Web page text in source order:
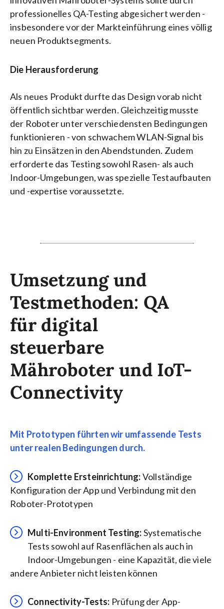
professionelles QA-Testing abgesichert werden -
insbesondere vor der Markteinführung eines völlig
neuen Produktsegments.
Die Herausforderung
Als neues Produkt durfte das Design vorab nicht
öffentlich sichtbar werden. Gleichzeitig musste
der Roboter unter verschiedensten Bedingungen
funktionieren - von schwachem WLAN-Signal bis
hin zu Einsätzen in den Abendstunden. Zudem
erforderte das Testing sowohl Rasen- als auch
Indoor-Umgebungen, was spezielle Testaufbauten
und -expertise voraussetzte.
Umsetzung und
Testmethoden: QA
für digital
steuerbare
Mähroboter und IoT-
Connectivity
Mit Prototypen führten wir umfassende Tests
unter realen Bedingungen durch.
Komplette Ersteinrichtung:Vollständige
Konfiguration der App und Verbindung mit den
Roboter-Prototypen
Multi-Environment Testing:Systematische
Tests sowohl auf Rasenflächen als auch in
Indoor-Umgebungen - eine Kapazität, die viele
andere Anbieter nicht leisten können
Connectivity-Tests: Prüfung der App-